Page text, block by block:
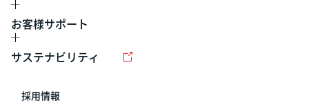
お客様サポート
サステナビリティ
採用情報